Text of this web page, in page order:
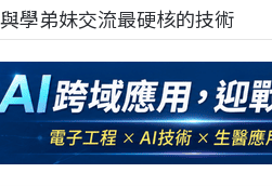
學弟妹交流最硬核的技術